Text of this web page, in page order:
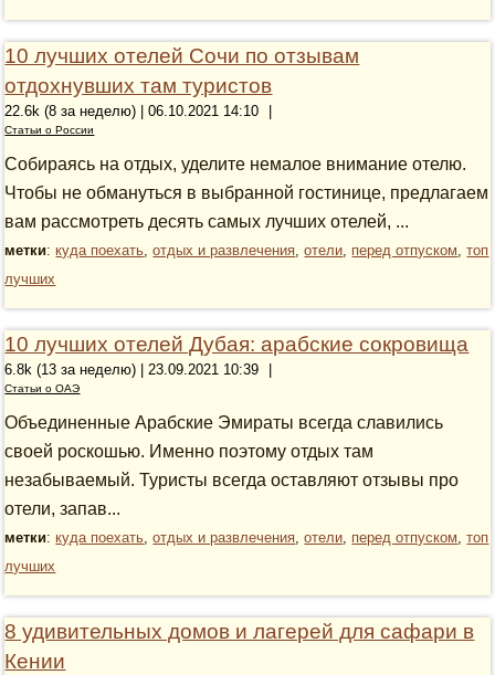
10 лучших отелей Сочи по отзывам
отдохнувших там туристов
22.6k (8 за неделю) | 06.10.2021 14:10
Статьи о России
Собираясь на отдых, уделите немалое внимание отелю.
Чтобы не обмануться в выбранной гостинице, предлагаем
вам рассмотреть десять самых лучших отелей, ...
метки:куда поехать,отдых и развлечения,отели, перед отпуском,топ
лучших
10 лучших отелей Дубая: арабские сокровища
6.8k (13 за неделю) | 23.09.2021 10:39
Статьи о ОАЭ
Объединенные Арабские Эмираты всегда славились
своей роскошью. Именно поэтому отдых там
незабываемый. Туристы всегда оставляют отзывы про
отели, запав...
метки:куда поехать,отдых и развлечения,отели, перед отпуском,топ
лучших
8 удивительных домов и лагерей для сафари в
Кении